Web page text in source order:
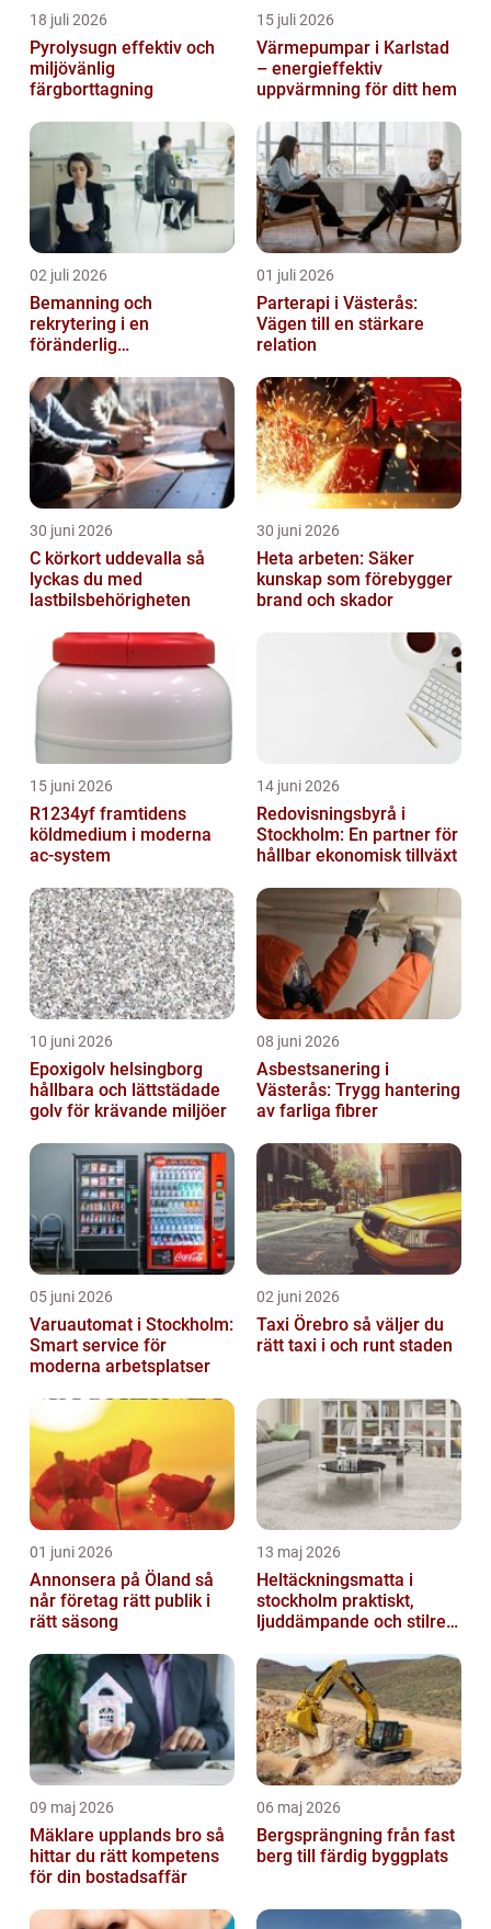
18 juli 2026
Pyrolysugn effektiv och
miljövänlig
färgborttagning
15 juli 2026
Värmepumpar i Karlstad
– energieffektiv
uppvärmning för ditt hem
02 juli 2026
Bemanning och
rekrytering i en
föränderlig
01 juli 2026
Parterapi i Västerås:
Vägen till en stärkare
relation
30 juni 2026
C körkort uddevalla så
lyckas du med
lastbilsbehörigheten
30 juni 2026
Heta arbeten: Säker
kunskap som förebygger
brand och skador
15 juni 2026
R1234yf framtidens
köldmedium i moderna
ac-system
14 juni 2026
Redovisningsbyrå i
Stockholm: En partner för
hållbar ekonomisk tillväxt
10 juni 2026
Epoxigolv helsingborg
hållbara och lättstädade
golv för krävande miljöer
08 juni 2026
Asbestsanering i
Västerås: Trygg hantering
av farliga fibrer
05 juni 2026
Varuautomat i Stockholm:
Smart service för
moderna arbetsplatser
02 juni 2026
Taxi Örebro så väljer du
rätt taxi i och runt staden
01 juni 2026
Annonsera på Öland så
når företag rätt publik i
rätt säsong
13 maj 2026
Heltäckningsmatta i
stockholm praktiskt,
ljuddämpande och stilrent
09 maj 2026
Mäklare upplands bro så
hittar du rätt kompetens
för din bostadsaffär
06 maj 2026
Bergsprängning från fast
berg till färdig byggplats